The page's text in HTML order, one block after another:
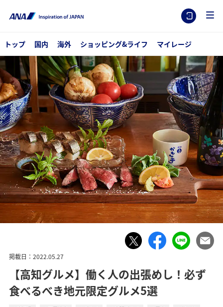
トップ 国内 海外 ショッピング&ライフ マイレージ
掲載日：2022.05.27
【高知グルメ】働く人の出張めし！必ず
食べるべき地元限定グルメ5選